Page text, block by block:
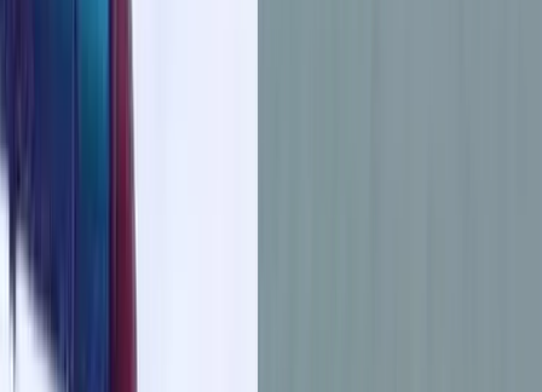
ভোলার মেঘনা-তেঁতুলিয়ায় অবৈধ বালু
উত্তোলন বন্ধে বিভিন্ন সরকারি দপ্তরে আইনি
নোটিশ
শনিবার, ০৮ আগস্ট ২০২৬
২৪ শ্রাবণ ১৪৩৩ বঙ্গাব্দ